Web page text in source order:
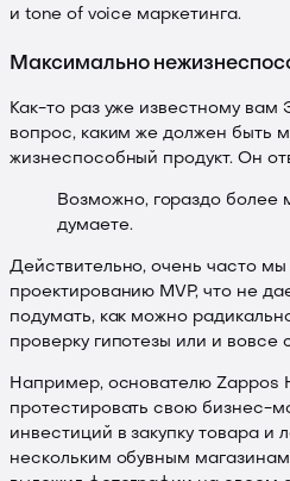
и tone of voice маркетинга.
Максимально
Как-то раз уже известному вам
вопрос, каким же должен быть
жизнеспособный продукт. Он
Возможно, гораздо
думаете.
Действительно, очень часто
проектированию MVP, что не
подумать, как можно
проверку гипотезы или и вовсе
Например, основателю Zappos
протестировать свою бизнес-
инвестиций в закупку товара и
нескольким обувным